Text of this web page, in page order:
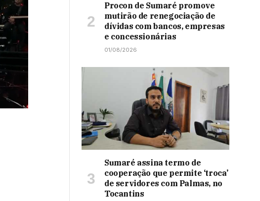
Procon de Sumaré promove
mutirão de renegociação de
dívidas com bancos, empresas
e concessionárias
01/08/2026
Sumaré assina termo de
cooperação que permite ‘troca’
de servidores com Palmas, no
Tocantins